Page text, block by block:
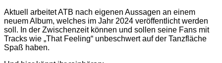
Aktuell arbeitet ATB nach eigenen Aussagen an einem
neuem Album, welches im Jahr 2024 veröffentlicht werden
soll. In der Zwischenzeit können und sollen seine Fans mit
Tracks wie „That Feeling“ unbeschwert auf der Tanzfläche
Spaß haben.